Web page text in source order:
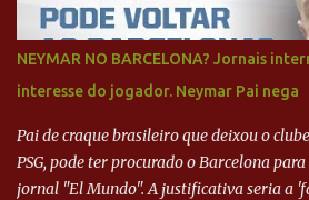
NEYMAR NO BARCELONA? Jornais
interesse do jogador. Neymar Pai nega
Pai de craque brasileiro que deixou o
PSG, pode ter procurado o Barcelona
jornal "El Mundo". A justificativa seria a